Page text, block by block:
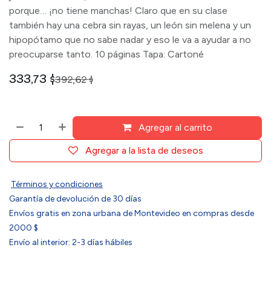
porque… ¡no tiene manchas! Claro que en su clase
también hay una cebra sin rayas, un león sin melena y un
hipopótamo que no sabe nadar y eso le va a ayudar a no
preocuparse tanto. 10 páginas Tapa: Cartoné
333,73 $392,62$
Agregar al carrito
Agregar a la lista de deseos
Términos y condiciones
Garantía de devolución de 30 días
Envíos gratis en zona urbana de Montevideo en compras desde
2000 $
Envío al interior: 2-3 días hábiles